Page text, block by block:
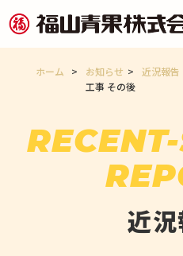
ホーム > お知らせ > 近況報告
工事 その後
近